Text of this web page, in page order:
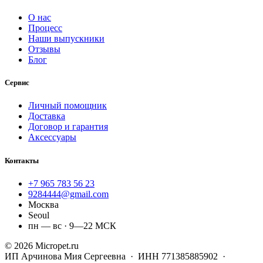
О нас
Процесс
Наши выпускники
Отзывы
Блог
Сервис
Личный помощник
Доставка
Договор и гарантия
Аксессуары
Контакты
+7 965 783 56 23
9284444@gmail.com
Москва
Seoul
пн — вс · 9—22 МСК
© 2026 Micropet.ru
ИП Арчинова Мия Сергеевна · ИНН 771385885902 ·